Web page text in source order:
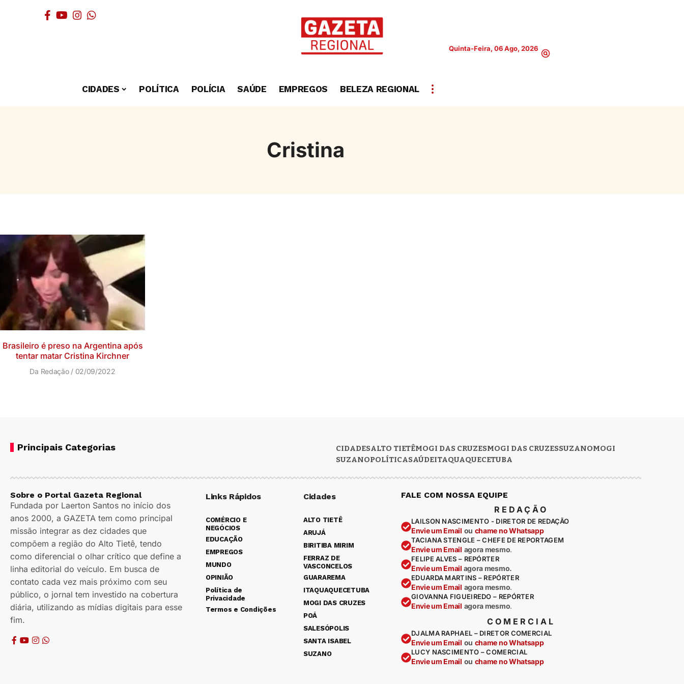
Quinta-Feira, 06 Ago, 2026
CIDADES POLÍTICA POLÍCIA SAÚDE EMPREGOS BELEZA REGIONAL
Cristina
Brasileiro é preso na Argentina após
tentar matar Cristina Kirchner
Da Redação 02/09/2022
Principais Categorias CIDADESALTO TIETÊMOGI DAS CRUZESMOGI DAS CRUZESSUZANOMOGI
SUZANOPOLÍTICASAÚDEITAQUAQUECETUBA
Sobre o Portal Gazeta Regional
Fundada por Laerton Santos no início dos
anos 2000, a GAZETA tem como principal
missão integrar as dez cidades que
compõem a região do Alto Tietê, tendo
como diferencial o olhar crítico que define a
linha editorial do veículo. Em busca de
contato cada vez mais próximo com seu
público, o jornal tem investido na cobertura
diária, utilizando as mídias digitais para esse
fim.
Links Rápidos
COMÉRCIO E
NEGÓCIOS
EDUCAÇÃO
EMPREGOS
MUNDO
OPINIÃO
Política de
Privacidade
Termos e Condições
Cidades
ALTO TIETÊ
ARUJÁ
BIRITIBA MIRIM
FERRAZ DE
VASCONCELOS
GUARAREMA
ITAQUAQUECETUBA
MOGI DAS CRUZES
POÁ
SALESÓPOLIS
SANTA ISABEL
SUZANO
FALE COM NOSSA EQUIPE
REDAÇÃO
LAILSON NASCIMENTO - DIRETOR DE REDAÇÃO
Envie um Email ou chame no Whatsapp
TACIANA STENGLE – CHEFE DE REPORTAGEM
Envie um Email agora mesmo.
FELIPE ALVES – REPÓRTER
Envie um Email agora mesmo.
EDUARDA MARTINS – REPÓRTER
Envie um Email agora mesmo.
GIOVANNA FIGUEIREDO – REPÓRTER
Envie um Email agora mesmo.
COMERCIAL
DJALMA RAPHAEL – DIRETOR COMERCIAL
Envie um Email ou chame no Whatsapp
LUCY NASCIMENTO – COMERCIAL
Envie um Email ou chame no Whatsapp